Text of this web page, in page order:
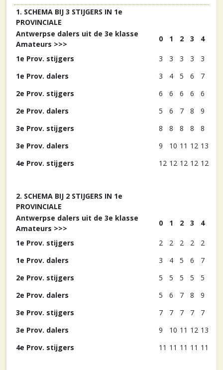
1. SCHEMA BIJ 3 STIJGERS IN 1e
PROVINCIALE
Antwerpse dalers uit de 3e klasse
Amateurs >>>
0 1 2 3 4
1e Prov. stijgers 3 3 3 3
3
1e Prov. dalers
3 4 5 6
7
2e Prov. stijgers
6 6 6 6
6
2e Prov. dalers
5 6 7 8
9
3e Prov. stijgers
8 8 8 8
8
3e Prov. dalers
9 10 11 12 13
4e Prov. stijgers
12 12 12 12 12
2. SCHEMA BIJ 2 STIJGERS IN 1e
PROVINCIALE
Antwerpse dalers uit de 3e klasse
Amateurs >>>
0 1 2 3 4
1e Prov. stijgers 2 2 2 2
2
1e Prov. dalers
3 4 5 6
7
2e Prov. stijgers
5 5 5 5
5
2e Prov. dalers
5 6 7 8
9
3e Prov. stijgers
7 7 7 7
7
3e Prov. dalers
9 10 11 12 13
4e Prov. stijgers
11 11 11 11 11